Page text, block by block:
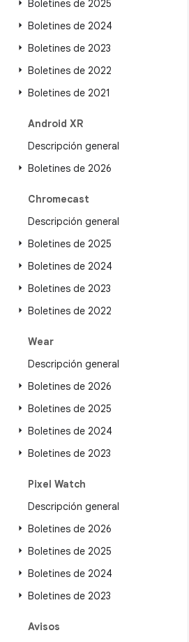
Boletines de 2025
Boletines de 2024
Boletines de 2023
Boletines de 2022
Boletines de 2021
Android XR
Descripción general
Boletines de 2026
Chromecast
Descripción general
Boletines de 2025
Boletines de 2024
Boletines de 2023
Boletines de 2022
Wear
Descripción general
Boletines de 2026
Boletines de 2025
Boletines de 2024
Boletines de 2023
Pixel Watch
Descripción general
Boletines de 2026
Boletines de 2025
Boletines de 2024
Boletines de 2023
Avisos